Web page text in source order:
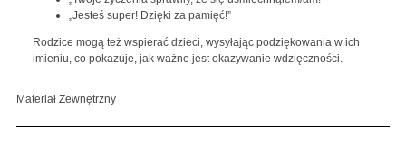
„Jesteś super! Dzięki za pamięć!”
Rodzice mogą też wspierać dzieci, wysyłając podziękowania w ich
imieniu, co pokazuje, jak ważne jest okazywanie wdzięczności.
Materiał Zewnętrzny